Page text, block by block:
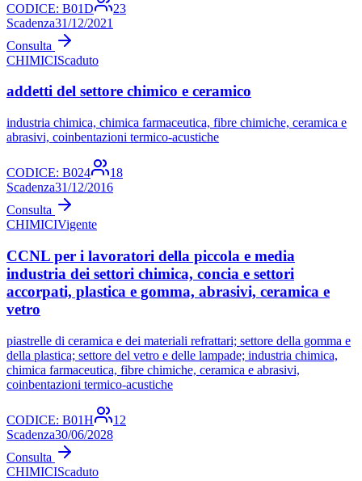
CODICE: B01D
23
Scadenza31/12/2021
Consulta
CHIMICIScaduto
addetti del settore chimico e ceramico
industria chimica, chimica farmaceutica, fibre chimiche, ceramica e
abrasivi, coinbentazioni termico-acustiche
CODICE: B024
18
Scadenza31/12/2016
Consulta
CHIMICIVigente
CCNL per i lavoratori della piccola e media
industria dei settori chimica, concia e settori
accorpati, plastica e gomma, abrasivi, ceramica e
vetro
piastrelle di ceramica e dei materiali refrattari; settore della gomma e
della plastica; settore del vetro e delle lampade; industria chimica,
chimica farmaceutica, fibre chimiche, ceramica e abrasivi,
coinbentazioni termico-acustiche
CODICE: B01H
12
Scadenza30/06/2028
Consulta
CHIMICIScaduto